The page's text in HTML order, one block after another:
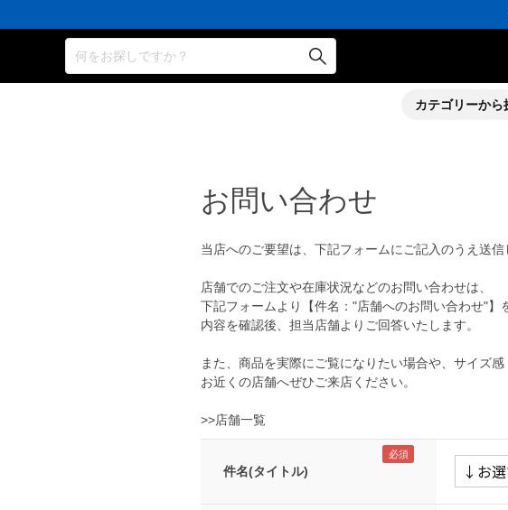
会員の方
会員の方
何をお探しですか？
カテゴリーから
お問い合わせ
当店へのご要望は、下記フォームにご記入のうえ送信
店舗でのご注文や在庫状況などのお問い合わせは、
下記フォームより【件名："店舗へのお問い合わせ"】
内容を確認後、担当店舗よりご回答いたします。
また、商品を実際にご覧になりたい場合や、サイズ
お近くの店舗へぜひご来店ください。
>>店舗一覧
件名(タイトル)